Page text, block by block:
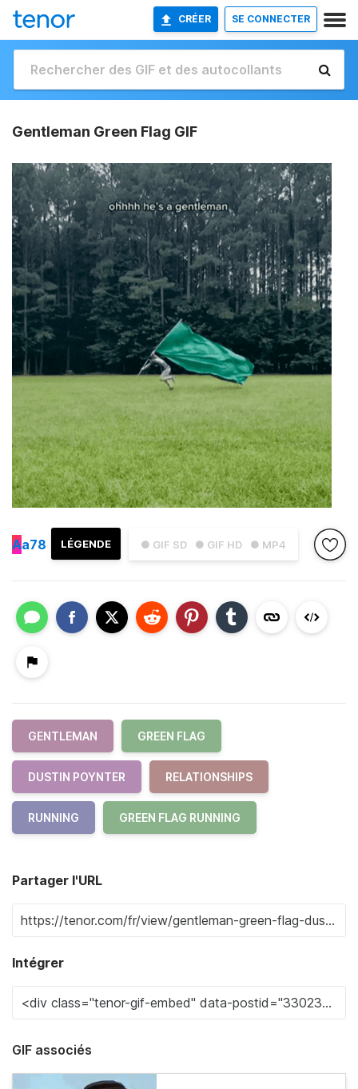
CRÉER SE CONNECTER
Gentleman Green Flag GIF
● GIF SD ● GIF HD ● MP4
LÉGENDE
Aa78
GENTLEMAN GREEN FLAG
DUSTIN POYNTER RELATIONSHIPS
RUNNING GREEN FLAG RUNNING
Partager l'URL
Intégrer
GIF associés